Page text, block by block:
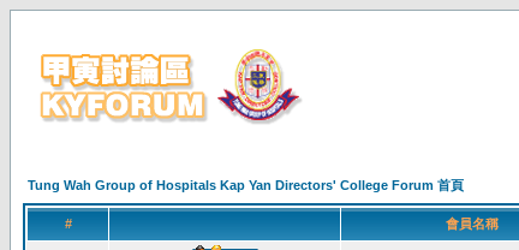
Tung Wah Group of Hospitals Kap Yan Directors' College Forum 首頁
# 會員名稱